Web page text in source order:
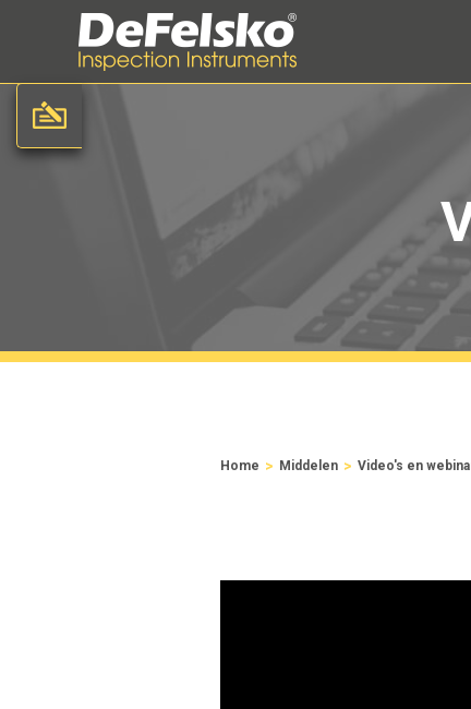
Home > Middelen > Video's en